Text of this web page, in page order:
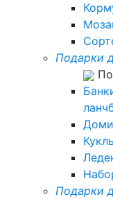
Подарки
Подарки